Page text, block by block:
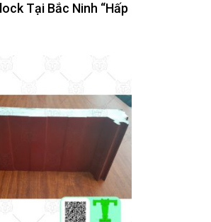
Tại Bắc Ninh “Hấp